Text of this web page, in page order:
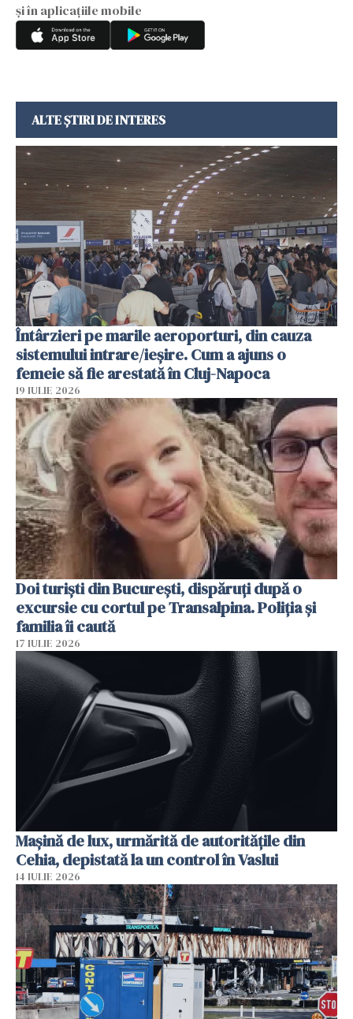
și în aplicațiile mobile
ALTE ȘTIRI DE INTERES
Întârzieri pe marile aeroporturi, din cauza
sistemului intrare/ieșire. Cum a ajuns o
femeie să fie arestată în Cluj-Napoca
19 IULIE 2026
Doi turiști din București, dispăruți după o
excursie cu cortul pe Transalpina. Poliția și
familia îi caută
17 IULIE 2026
Mașină de lux, urmărită de autoritățile din
Cehia, depistată la un control în Vaslui
14 IULIE 2026